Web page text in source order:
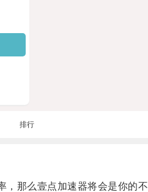
排行
那么壹点加速器将会是你的不